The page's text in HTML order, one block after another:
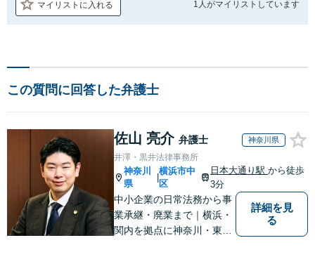
マイリストに入れる 1人がマイリストしています
この質問に回答した弁護士
佐山 亮介 弁護士 神奈川県
井澤・黒井法律事務所
神奈川
県
|
横浜市中
区
日本大通り駅から徒歩
3分
中小企業の日常法務から事
業承継・廃業まで｜横浜・
関内を拠点に神奈川・東京
詳細を見
る